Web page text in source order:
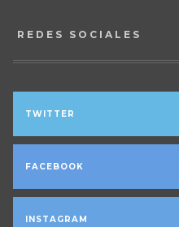
REDES SOCIALES
TWITTER
FACEBOOK
INSTAGRAM